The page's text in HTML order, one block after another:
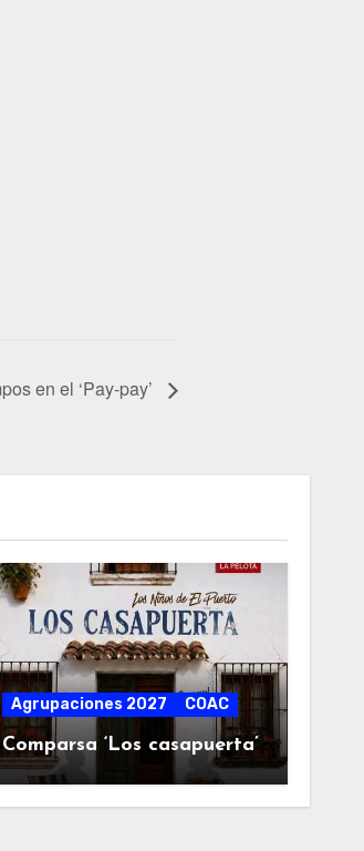
en el ‘Pay-pay’
Agrupaciones 2027 COAC
Comparsa ‘Los casapuerta’